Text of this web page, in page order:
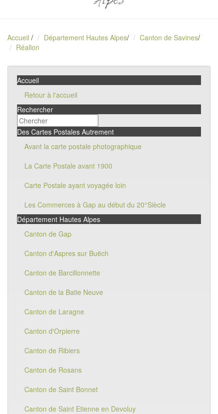
Accueil / Département Hautes Alpes/ Canton de Savines/
Réallon
Accueil
Retour à l'accueil
Rechercher
Des Cartes Postales Autrement
Avant la carte postale photographique
La Carte Postale avant 1900
Carte Postale ayant voyagée loin
Les Commerces à Gap au début du 20°Siècle
Département Hautes Alpes
Canton de Gap
Canton d'Aspres sur Buëch
Canton de Barcillonnette
Canton de la Batie Neuve
Canton de Laragne
Canton d'Orpierre
Canton de Ribiers
Canton de Rosans
Canton de Saint Bonnet
Canton de Saint Etienne en Devoluy